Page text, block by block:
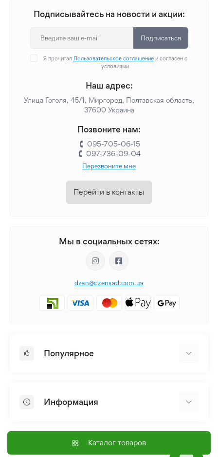
Подписывайтесь на новости и акции:
Подписаться
Я прочитал Пользовательское соглашениеи согласен с
условиями
Наш адрес:
Улица Гоголя, 45/1, Миргород, Полтавская область,
37600 Украина
Позвоните нам:
095-705-06-15
097-736-09-04
Перезвоните мне
Перейти в контакты
Мы в социальных сетях:
dzen@dzensad.com.ua
Популярное
Лилия
Семена
Информация
Доставка и оплата
Каталог товаров